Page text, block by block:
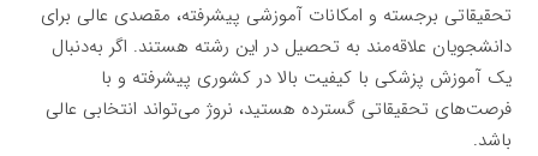
تحقیقاتی برجسته و امکانات آموزشی پیشرفته، مقصدی عالی برای
دانشجویان علاقه‌مند به تحصیل در این رشته هستند. اگر به‌دنبال
یک آموزش پزشکی با کیفیت بالا در کشوری پیشرفته و با
فرصت‌های تحقیقاتی گسترده هستید، نروژ می‌تواند انتخابی عالی
باشد.